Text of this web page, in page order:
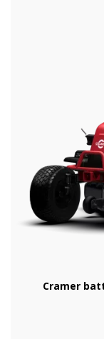
Cramer